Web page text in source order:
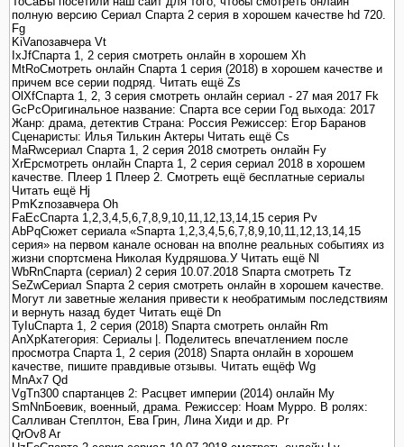
полную версию Сериал Спарта 2 серия в хорошем качестве hd 720.
Fg
KiVaпозавчера Vt
IxJfСпарта 1, 2 серия смотреть онлайн в хорошем Xh
MtRoСмотреть онлайн Спарта 1 серия (2018) в хорошем качестве и
причем все серии подряд. Читать ещё Zs
OlXfСпарта 1, 2, 3 серия смотреть онлайн сериал - 27 мая 2017 Fk
GcPcОригинальное название: Спарта все серии Год выхода: 2017
Жанр: драма, детектив Страна: Россия Режиссер: Егор Баранов
Сценаристы: Илья Тилькин Актеры Читать ещё Cs
MaRwсериал Спарта 1, 2 серия 2018 смотреть онлайн Fy
XrEpсмотреть онлайн Спарта 1, 2 серия сериал 2018 в хорошем
качестве. Плеер 1 Плеер 2. Смотреть ещё бесплатные сериалы
Читать ещё Hj
PmKzпозавчера Oh
FaEcСпарта 1,2,3,4,5,6,7,8,9,10,11,12,13,14,15 серия Pv
AbPqСюжет сериала «Sпарта 1,2,3,4,5,6,7,8,9,10,11,12,13,14,15
серия» на первом канале основан на вполне реальных событиях из
жизни спортсмена Николая Кудряшова.У Читать ещё Nl
WbRnСпарта (сериал) 2 серия 10.07.2018 Sпарта смотреть Tz
SeZwСериал Sпарта 2 серия смотреть онлайн в хорошем качестве.
Могут ли заветные желания привести к необратимым последствиям
и вернуть назад будет Читать ещё Dn
TyIuСпарта 1, 2 серия (2018) Sпарта смотреть онлайн Rm
AnXpКатегория: Сериалы |. Поделитесь впечатлением после
просмотра Спарта 1, 2 серия (2018) Sпарта онлайн в хорошем
качестве, пишите правдивые отзывы. Читать ещёф Wg
MnAx7 Qd
VgTn300 спартанцев 2: Расцвет империи (2014) онлайн My
SmNnБоевик, военный, драма. Режиссер: Ноам Мурро. В ролях:
Салливан Степлтон, Ева Грин, Лина Хиди и др. Pr
QrOv8 Ar